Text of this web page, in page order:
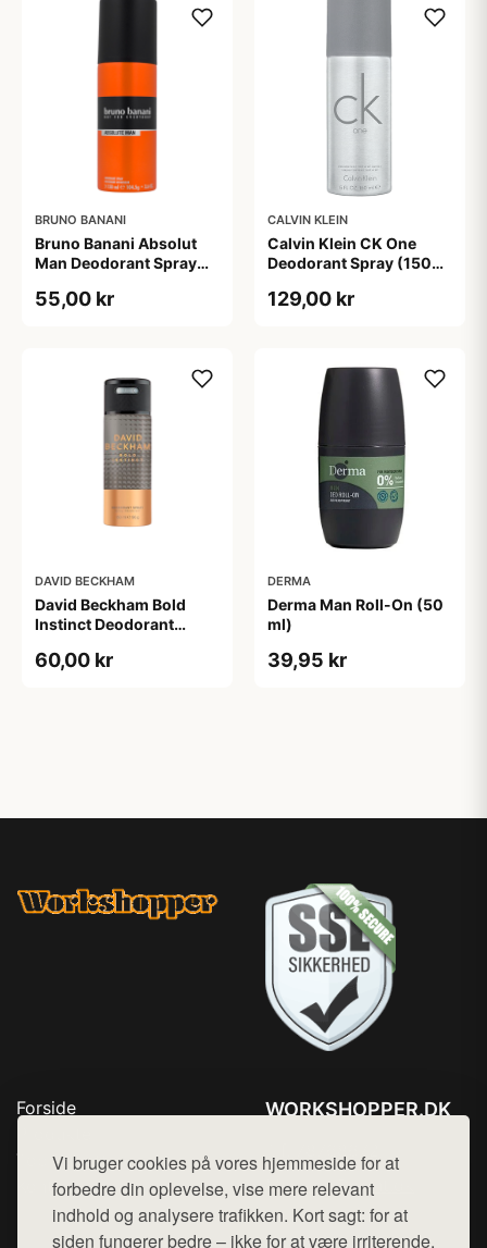
Vi bruger cookies på vores hjemmeside for at
forbedre din oplevelse, vise mere relevant
indhold og analysere trafikken. Kort sagt: for at
siden fungerer bedre – ikke for at være irriterende.
BRUNO BANANI
Bruno Banani Absolut
Man Deodorant Spray
55,00 kr
CALVIN KLEIN
Calvin Klein CK One
Deodorant Spray (150
129,00 kr
DAVID BECKHAM
David Beckham Bold
Instinct Deodorant
60,00 kr
DERMA
Derma Man Roll-On (50
ml)
39,95 kr
Forside
Top Rabatter
Kontakt
WORKSHOPPER.DK
Mail: hej@want.dk
Cookie- og privatlivspolitik